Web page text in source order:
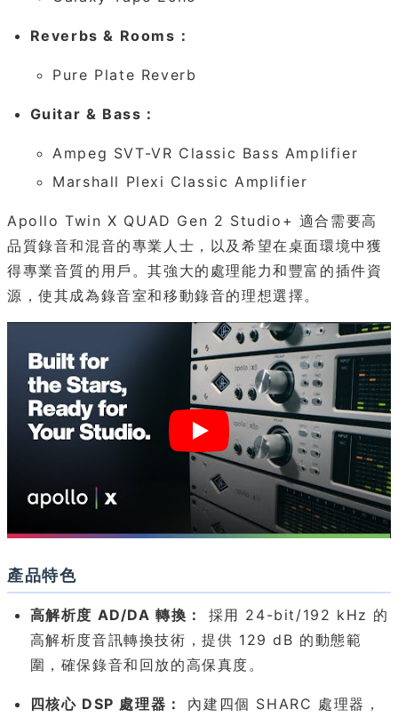
Reverbs & Rooms：
Pure Plate Reverb
Guitar & Bass：
Ampeg SVT-VR Classic Bass Amplifier
Marshall Plexi Classic Amplifier
Apollo Twin X QUAD Gen 2 Studio+ 適合需要高
品質錄音和混音的專業人士，以及希望在桌面環境中獲
得專業音質的用戶。其強大的處理能力和豐富的插件資
源，使其成為錄音室和移動錄音的理想選擇。
產品特色
高解析度 AD/DA 轉換：
採用 24-bit/192 kHz 的
高解析度音訊轉換技術，提供 129 dB 的動態範
圍，確保錄音和回放的高保真度。
四核心 DSP 處理器：
內建四個 SHARC 處理器，